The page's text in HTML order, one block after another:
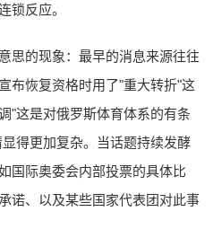
锁反应。
思的现象：最早的消息来源往往
布恢复资格时用了"重大转折"这
"这是对俄罗斯体育体系的有条
得更加复杂。当话题持续发酵
国际奥委会内部投票的具体比
诺、以及某些国家代表团对此事